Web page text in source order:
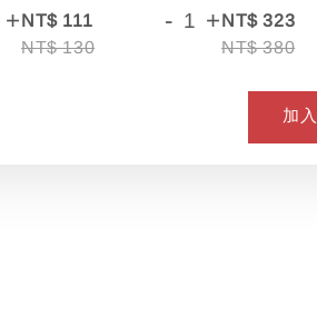
+NT$ 111
NT$ 130
- +NT$ 323
NT$ 380
加